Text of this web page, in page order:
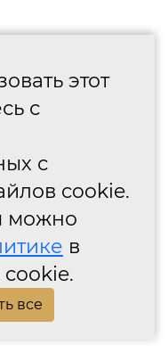
этот
с
с
cookie.
можно
в
все